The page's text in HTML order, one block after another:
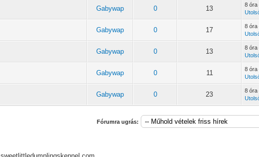
Gabywap 0 13
8 óra
Gabywap 0 17
8 óra
Gabywap 0 13
8 óra
Gabywap 0 11
8 óra
Gabywap 0 23
8 óra
Fórumra ugrás: